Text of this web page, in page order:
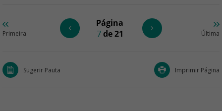
Primeira
Página
7de 21 Última
Sugerir Pauta Imprimir Página